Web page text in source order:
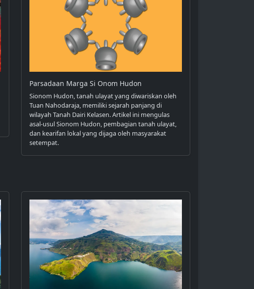
Parsadaan Marga Si Onom Hudon
Sionom Hudon, tanah ulayat yang diwariskan oleh
Tuan Nahodaraja, memiliki sejarah panjang di
wilayah Tanah Dairi Kelasen. Artikel ini mengulas
asal-usul Sionom Hudon, pembagian tanah ulayat,
dan kearifan lokal yang dijaga oleh masyarakat
setempat.